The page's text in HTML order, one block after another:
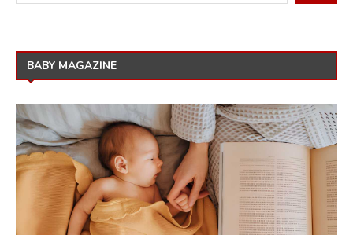
BABY MAGAZINE